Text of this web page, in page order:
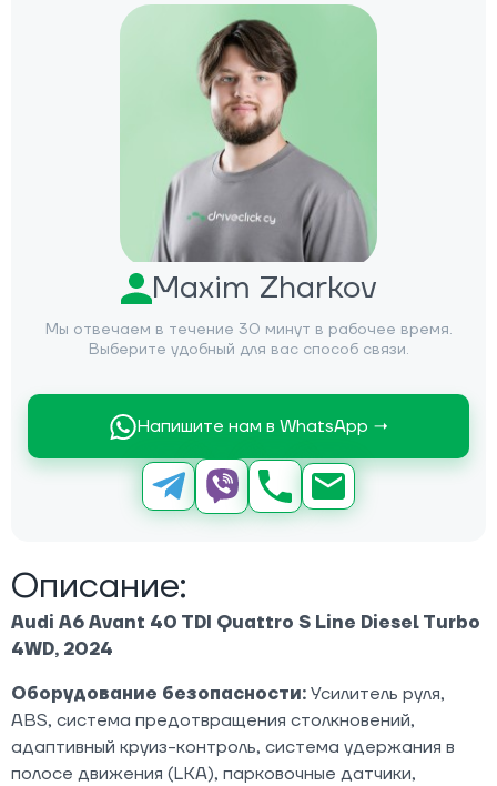
Maxim Zharkov
Мы отвечаем в течение 30 минут в рабочее время.
Выберите удобный для вас способ связи.
Напишите нам в WhatsApp →
Описание:
Audi A6 Avant 40 TDI Quattro S Line Diesel Turbo
4WD, 2024
Оборудование безопасности: Усилитель руля,
ABS, система предотвращения столкновений,
адаптивный круиз-контроль, система удержания в
полосе движения (LKA), парковочные датчики,